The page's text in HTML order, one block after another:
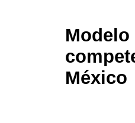
México